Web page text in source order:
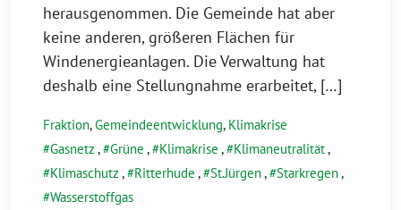
herausgenommen. Die Gemeinde hat aber
keine anderen, größeren Flächen für
Windenergieanlagen. Die Verwaltung hat
deshalb eine Stellungnahme erarbeitet, […]
Fraktion,Gemeindeentwicklung, Klimakrise
Gasnetz , Grüne , Klimakrise , Klimaneutralität,
Klimaschutz , Ritterhude , St.Jürgen, Starkregen,
Wasserstoffgas